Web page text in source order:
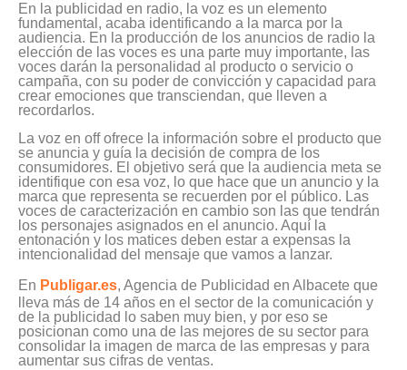
En la publicidad en radio, la voz es un elemento
fundamental, acaba identificando a la marca por la
audiencia. En la producción de los anuncios de radio la
elección de las voces es una parte muy importante, las
voces darán la personalidad al producto o servicio o
campaña, con su poder de convicción y capacidad para
crear emociones que transciendan, que lleven a
recordarlos.
La voz en off ofrece la información sobre el producto que
se anuncia y guía la decisión de compra de los
consumidores. El objetivo será que la audiencia meta se
identifique con esa voz, lo que hace que un anuncio y la
marca que representa se recuerden por el público. Las
voces de caracterización en cambio son las que tendrán
los personajes asignados en el anuncio. Aquí la
entonación y los matices deben estar a expensas la
intencionalidad del mensaje que vamos a lanzar.
En Publigar.es, Agencia de Publicidad en Albacete que
lleva más de 14 años en el sector de la comunicación y
de la publicidad lo saben muy bien, y por eso se
posicionan como una de las mejores de su sector para
consolidar la imagen de marca de las empresas y para
aumentar sus cifras de ventas.